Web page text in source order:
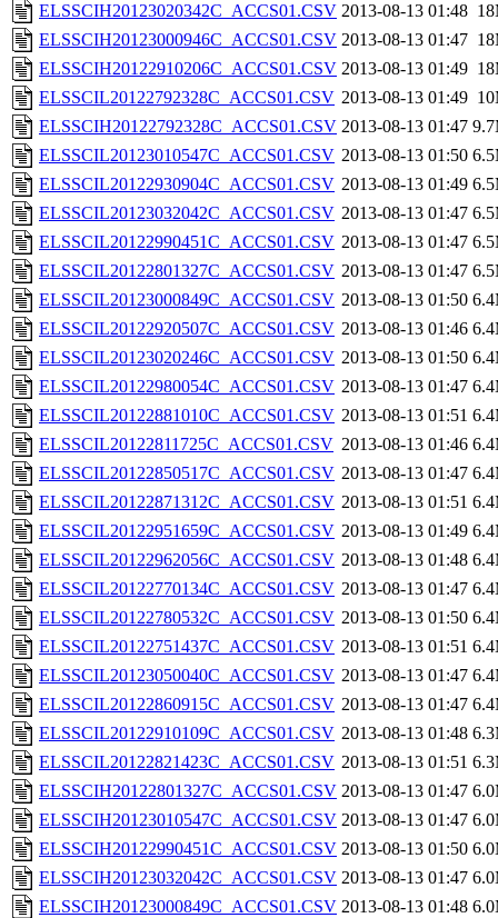
ELSSCIH20123020342C_ACCS01.CSV 2013-08-13 01:48
ELSSCIH20123000946C_ACCS01.CSV 2013-08-13 01:47
ELSSCIH20122910206C_ACCS01.CSV 2013-08-13 01:49
ELSSCIL20122792328C_ACCS01.CSV 2013-08-13 01:49
ELSSCIH20122792328C_ACCS01.CSV 2013-08-13 01:47
ELSSCIL20123010547C_ACCS01.CSV 2013-08-13 01:50
ELSSCIL20122930904C_ACCS01.CSV 2013-08-13 01:49
ELSSCIL20123032042C_ACCS01.CSV 2013-08-13 01:47
ELSSCIL20122990451C_ACCS01.CSV 2013-08-13 01:47
ELSSCIL20122801327C_ACCS01.CSV 2013-08-13 01:47
ELSSCIL20123000849C_ACCS01.CSV 2013-08-13 01:50
ELSSCIL20122920507C_ACCS01.CSV 2013-08-13 01:46
ELSSCIL20123020246C_ACCS01.CSV 2013-08-13 01:50
ELSSCIL20122980054C_ACCS01.CSV 2013-08-13 01:47
ELSSCIL20122881010C_ACCS01.CSV 2013-08-13 01:51
ELSSCIL20122811725C_ACCS01.CSV 2013-08-13 01:46
ELSSCIL20122850517C_ACCS01.CSV 2013-08-13 01:47
ELSSCIL20122871312C_ACCS01.CSV 2013-08-13 01:51
ELSSCIL20122951659C_ACCS01.CSV 2013-08-13 01:49
ELSSCIL20122962056C_ACCS01.CSV 2013-08-13 01:48
ELSSCIL20122770134C_ACCS01.CSV 2013-08-13 01:47
ELSSCIL20122780532C_ACCS01.CSV 2013-08-13 01:50
ELSSCIL20122751437C_ACCS01.CSV 2013-08-13 01:51
ELSSCIL20123050040C_ACCS01.CSV 2013-08-13 01:47
ELSSCIL20122860915C_ACCS01.CSV 2013-08-13 01:47
ELSSCIL20122910109C_ACCS01.CSV 2013-08-13 01:48
ELSSCIL20122821423C_ACCS01.CSV 2013-08-13 01:51
ELSSCIH20122801327C_ACCS01.CSV 2013-08-13 01:47
ELSSCIH20123010547C_ACCS01.CSV 2013-08-13 01:47
ELSSCIH20122990451C_ACCS01.CSV 2013-08-13 01:50
ELSSCIH20123032042C_ACCS01.CSV 2013-08-13 01:47
ELSSCIH20123000849C_ACCS01.CSV 2013-08-13 01:48